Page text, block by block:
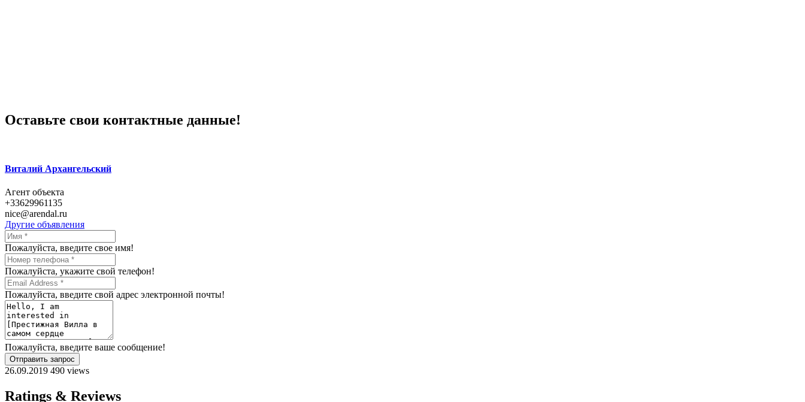
Оставьте свои контактные данные!
Виталий Архангельский
Агент объекта
+33629961135
nice@arendal.ru
Другие объявления
Пожалуйста, введите свое имя!
Пожалуйста, укажите свой телефон!
Пожалуйста, введите свой адрес электронной почты!
Пожалуйста, введите ваше сообщение!
Отправить запрос
26.09.2019 490 views
Ratings & Reviews